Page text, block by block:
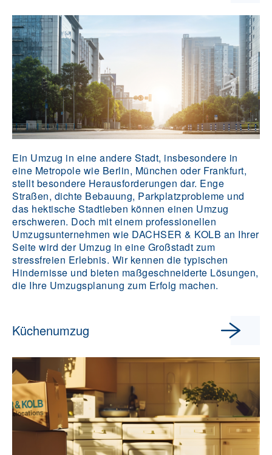
Ein Umzug in eine andere Stadt, insbesondere in
eine Metropole wie Berlin, München oder Frankfurt,
stellt besondere Herausforderungen dar. Enge
Straßen, dichte Bebauung, Parkplatzprobleme und
das hektische Stadtleben können einen Umzug
erschweren. Doch mit einem professionellen
Umzugsunternehmen wie DACHSER & KOLB an Ihrer
Seite wird der Umzug in eine Großstadt zum
stressfreien Erlebnis. Wir kennen die typischen
Hindernisse und bieten maßgeschneiderte Lösungen,
die Ihre Umzugsplanung zum Erfolg machen.
Küchenumzug